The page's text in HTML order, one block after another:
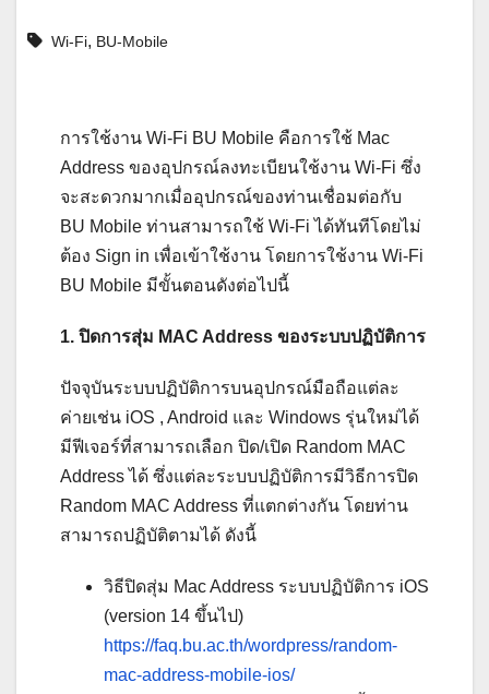
Wi-Fi, BU-Mobile
การใช้งาน Wi-Fi BU Mobile คือการใช้ Mac
Address ของอุปกรณ์ลงทะเบียนใช้งาน Wi-Fi ซึ่ง
จะสะดวกมากเมื่ออุปกรณ์ของท่านเชื่อมต่อกับ
BU Mobile ท่านสามารถใช้ Wi-Fi ได้ทันทีโดยไม่
ต้อง Sign in เพื่อเข้าใช้งาน โดยการใช้งาน Wi-Fi
BU Mobile มีขั้นตอนดังต่อไปนี้
1. ปิดการสุ่ม MAC Address ของระบบปฏิบัติการ
ปัจจุบันระบบปฏิบัติการบนอุปกรณ์มือถือแต่ละ
ค่ายเช่น iOS , Android และ Windows รุ่นใหม่ได้
มีฟีเจอร์ที่สามารถเลือก ปิด/เปิด Random MAC
Address ได้ ซึ่งแต่ละระบบปฏิบัติการมีวิธีการปิด
Random MAC Address ที่แตกต่างกัน โดยท่าน
สามารถปฏิบัติตามได้ ดังนี้
วิธีปิดสุ่ม Mac Address ระบบปฏิบัติการ iOS
(version 14 ขึ้นไป)
https://faq.bu.ac.th/wordpress/random-
mac-address-mobile-ios/